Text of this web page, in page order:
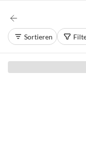
Sortieren